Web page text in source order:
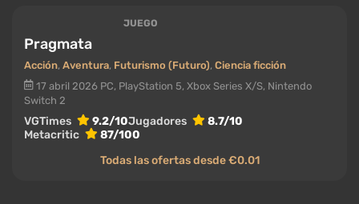
JUEGO
Pragmata
Acción, Aventura, Futurismo (Futuro), Ciencia ficción
17 abril 2026 PC, PlayStation 5, Xbox Series X/S, Nintendo
Switch 2
VGTimes 9.2/10Jugadores
8.7/10
Metacritic
87/100
Todas las ofertas desde €0.01